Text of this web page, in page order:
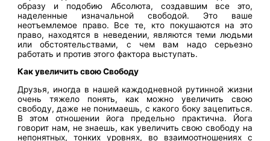
образу и подобию Абсолюта, создавшим все это,
наделенные изначальной свободой. Это ваше
неотъемлемое право. Все те, кто покушаются на это
право, находятся в неведении, являются теми людьми
или обстоятельствами, с чем вам надо серьезно
работать и против этого фактора выступать.
Как увеличить свою Свободу
Друзья, иногда в нашей каждодневной рутинной жизни
очень тяжело понять, как можно увеличить свою
свободу, даже не понимаешь, с какого боку зацепиться.
В этом отношении йога предельно практична. Йога
говорит нам, не знаешь, как увеличить свою свободу на
непонятных, тонких уровнях, во взаимоотношениях с